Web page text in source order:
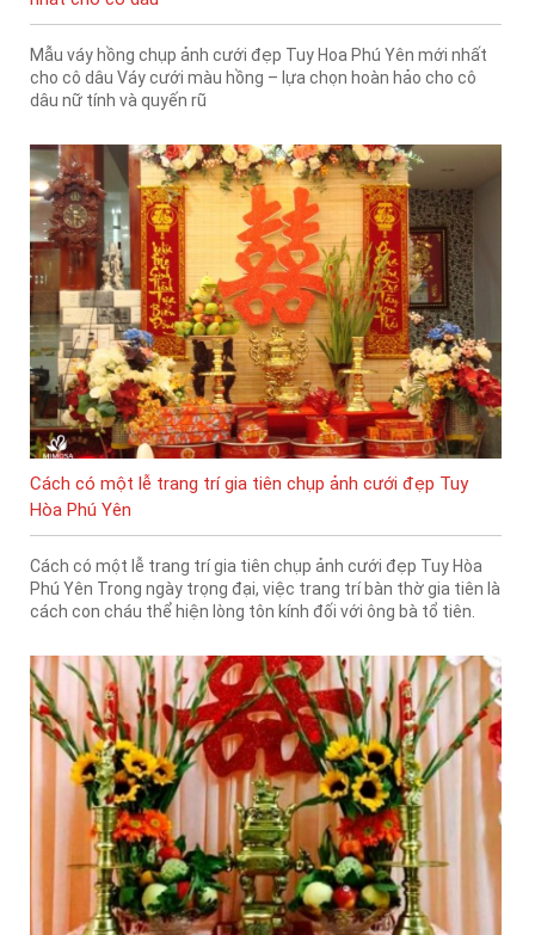
Mẫu váy hồng chụp ảnh cưới đẹp Tuy Hoa Phú Yên mới nhất
cho cô dâu Váy cưới màu hồng – lựa chọn hoàn hảo cho cô
dâu nữ tính và quyến rũ
Cách có một lễ trang trí gia tiên chụp ảnh cưới đẹp Tuy
Hòa Phú Yên
Cách có một lễ trang trí gia tiên chụp ảnh cưới đẹp Tuy Hòa
Phú Yên Trong ngày trọng đại, việc trang trí bàn thờ gia tiên là
cách con cháu thể hiện lòng tôn kính đối với ông bà tổ tiên.